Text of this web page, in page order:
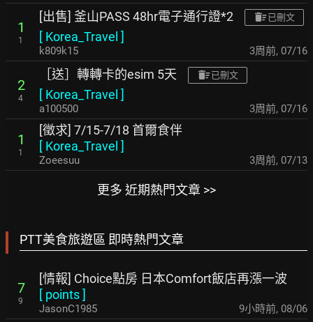
1
1
[出售] 釜山PASS 48hr電子通行證*2 已刪文
[ Korea_Travel ]
k809k15 3周前, 07/16
2
4
［送］轉轉卡的esim 5天 已刪文
[ Korea_Travel ]
a100500 3周前, 07/16
1
1
[徵求] 7/15-7/18 首爾食伴
[ Korea_Travel ]
Zoeesuu 3周前, 07/13
更多 近期熱門文章 >>
PTT美食旅遊區 即時熱門文章
7
9
[情報] Choice點房 日本Comfort飯店再漲一波
[ points]
JasonC1985 9小時前, 08/06